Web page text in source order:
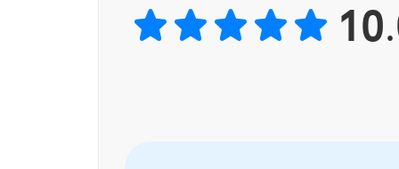
파자시, 사투리 동시, 산문시, 이야기동시 등 시인
18년이 흐르는 사이 젊은 시인은 중견이 되었